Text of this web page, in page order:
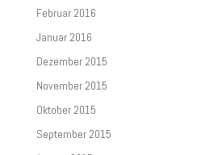
Februar 2016
Januar 2016
Dezember 2015
November 2015
Oktober 2015
September 2015